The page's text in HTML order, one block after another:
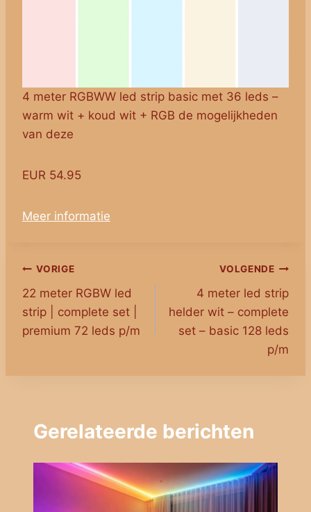
4 meter RGBWW led strip basic met 36 leds –
warm wit + koud wit + RGB de mogelijkheden
van deze
EUR 54.95
Meer informatie
Bericht
navigatie
VORIGE
22 meter RGBW led
strip | complete set |
premium 72 leds p/m
VOLGENDE
4 meter led strip
helder wit – complete
set – basic 128 leds
p/m
Gerelateerde berichten